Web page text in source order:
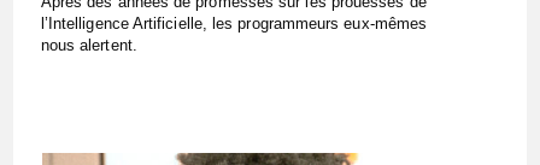
l’Intelligence Artificielle, les programmeurs eux-mêmes
nous alertent.